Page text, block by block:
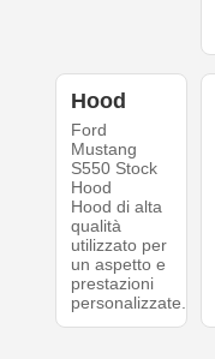
Hood
Ford
Mustang
S550 Stock
Hood
Hood di alta
qualità
utilizzato per
un aspetto e
prestazioni
personalizzate.